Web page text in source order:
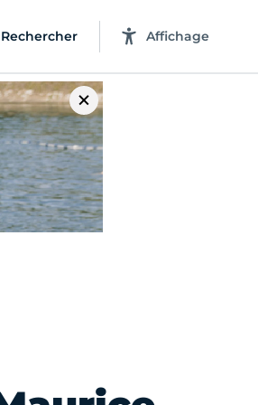
Rechercher Affichage